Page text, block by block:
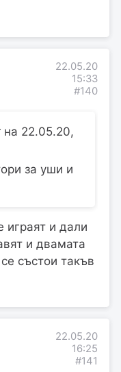
22.05.20
15:33
#140
на 22.05.20,
за уши и
играят и дали
и двамата
състои такъв
22.05.20
16:25
#141